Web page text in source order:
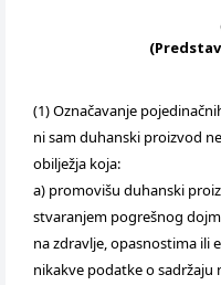
(1) Označavanje
ni sam duhanski proizvod
obilježja koja:
a) promovišu duhanski
stvaranjem pogrešnog
na zdravlje, opasnostima ili
nikakve podatke o